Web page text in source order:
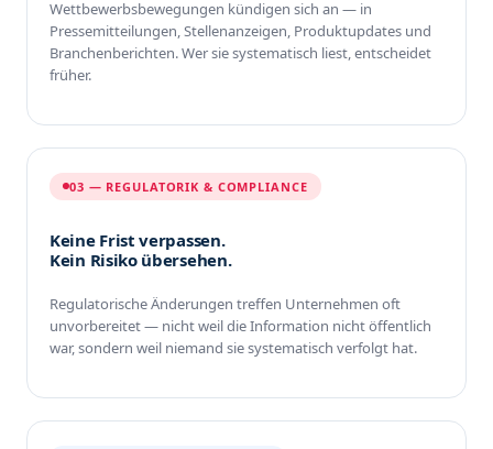
Wettbewerbsbewegungen kündigen sich an — in
Pressemitteilungen, Stellenanzeigen, Produktupdates und
Branchenberichten. Wer sie systematisch liest, entscheidet
früher.
03 — REGULATORIK & COMPLIANCE
Keine Frist verpassen.
Kein Risiko übersehen.
Regulatorische Änderungen treffen Unternehmen oft
unvorbereitet — nicht weil die Information nicht öffentlich
war, sondern weil niemand sie systematisch verfolgt hat.